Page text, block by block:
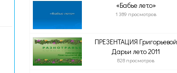
«Бабье лето»
1 389 просмотров
ПРЕЗЕНТАЦИЯ Григорьевой
Дарьи лето 2011
828 просмотров